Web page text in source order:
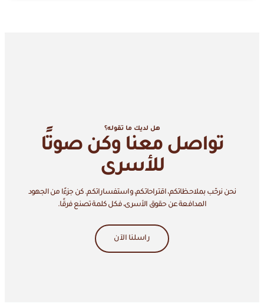
هل لديك ما تقوله؟
تواصل معنا وكن صوتًا
للأسرى
نحن نرحّب بملاحظاتكم، اقتراحاتكم، واستفساراتكم. كن جزءًا من الجهود
المدافعة عن حقوق الأسرى، فكل كلمة تصنع فرقًا.
راسلنا الآن